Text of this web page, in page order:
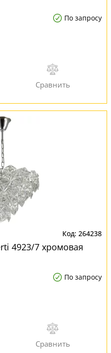
По запросу
264238
4923/7 хромовая
По запросу